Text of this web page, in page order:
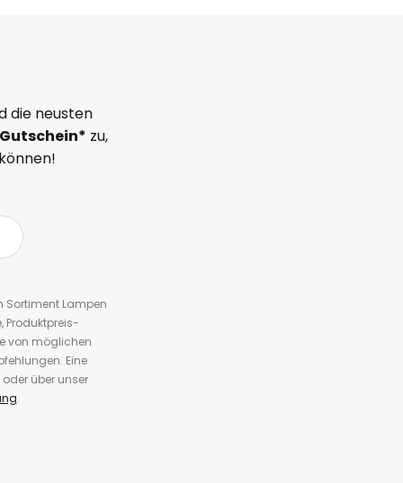
die neusten
zu,
Sortiment Lampen
Produktpreis-
von möglichen
Eine
über unser
.